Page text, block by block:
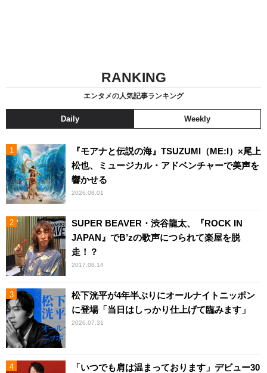
RANKING
エンタメの人気記事ランキング
Daily Weekly
『モアナと伝説の海』TSUZUMI（ME:I）×尾上
松也、ミュージカル・アドベンチャーで美声を
響かせる
2026.08.01
SUPER BEAVER・渋谷龍太、『ROCK IN
JAPAN』でB’zの歌声につられて楽屋を脱
走！？
2017.08.14
松下洸平が4年半ぶりにオールナイトニッポン
に登場「当日はしっかり仕上げて臨みます」
2026.07.31
「いつでも肩は温まっております」デビュー30